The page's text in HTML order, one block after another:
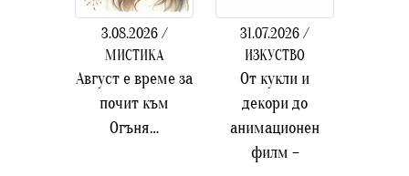
3.08.2026 /
МИСТИКА
Август е време за
почит към
Огъня…
31.07.2026 /
ИЗКУСТВО
От кукли и
декори до
анимационен
филм –